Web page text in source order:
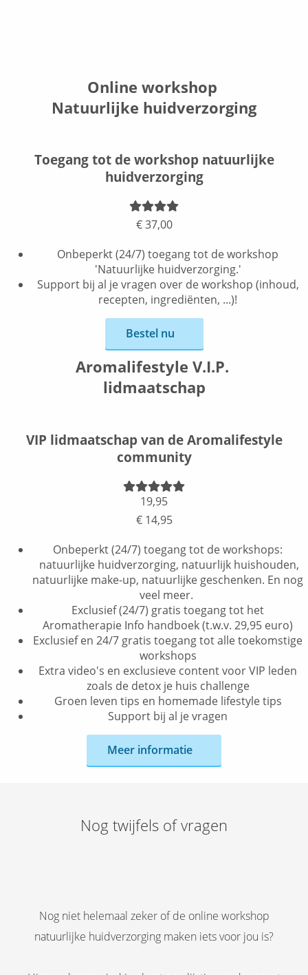
Online workshop
Natuurlijke huidverzorging
Toegang tot de workshop natuurlijke
huidverzorging
€ 37,00
Onbeperkt (24/7) toegang tot de workshop
'Natuurlijke huidverzorging.'
Support bij al je vragen over de workshop (inhoud,
recepten, ingrediënten, ...)!
Bestel nu
Aromalifestyle V.I.P.
lidmaatschap
VIP lidmaatschap van de Aromalifestyle
community
19,95
€ 14,95
Onbeperkt (24/7) toegang tot de workshops:
natuurlijke huidverzorging, natuurlijk huishouden,
natuurlijke make-up, natuurlijke geschenken. En nog
veel meer.
Exclusief (24/7) gratis toegang tot het
Aromatherapie Info handboek (t.w.v. 29,95 euro)
Exclusief en 24/7 gratis toegang tot alle toekomstige
workshops
Extra video's en exclusieve content voor VIP leden
zoals de detox je huis challenge
Groen leven tips en homemade lifestyle tips
Support bij al je vragen
Meer informatie
Nog twijfels of vragen
Nog niet helemaal zeker of de online workshop
natuurlijke huidverzorging maken iets voor jou is?